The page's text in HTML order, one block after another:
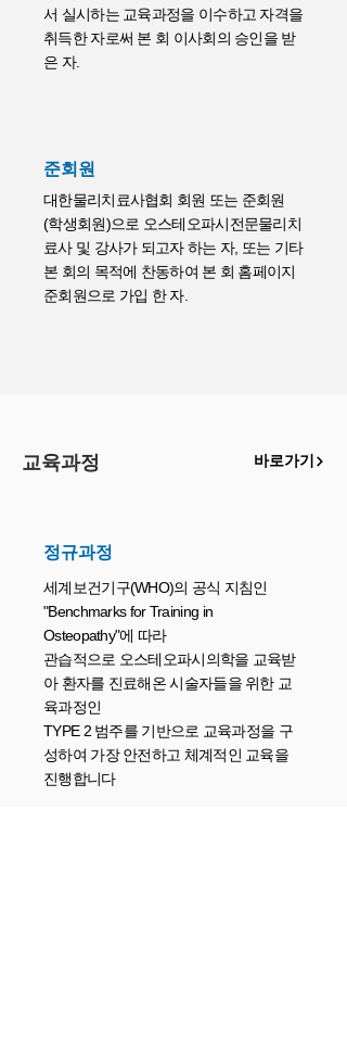
서 실시하는 교육과정을 이수하고 자격을
취득한 자로써 본 회 이사회의 승인을 받
은 자.
준회원
대한물리치료사협회 회원 또는 준회원
(학생회원)으로 오스테오파시전문물리치
료사 및 강사가 되고자 하는 자, 또는 기타
본 회의 목적에 찬동하여 본 회 홈페이지
준회원으로 가입 한 자.
교육과정 바로가기
정규과정
세계보건기구(WHO)의 공식 지침인
"Benchmarks for Training in
Osteopathy"에 따라
관습적으로 오스테오파시의학을 교육받
아 환자를 진료해온 시술자들을 위한 교
육과정인
TYPE 2 범주를 기반으로 교육과정을 구
성하여 가장 안전하고 체계적인 교육을
진행합니다